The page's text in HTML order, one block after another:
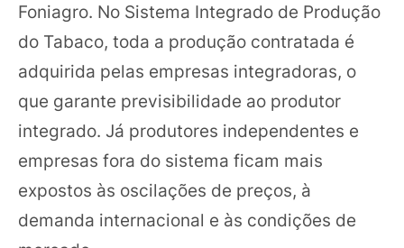
Foniagro. No Sistema Integrado de Produção
do Tabaco, toda a produção contratada é
adquirida pelas empresas integradoras, o
que garante previsibilidade ao produtor
integrado. Já produtores independentes e
empresas fora do sistema ficam mais
expostos às oscilações de preços, à
demanda internacional e às condições de